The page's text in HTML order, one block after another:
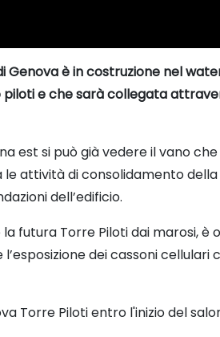
Genova è in costruzione nel
e che sarà collegata
est si può già vedere il vano
le attività di consolidamento
dell’edificio.
futura Torre Piloti dai marosi, è
dei cassoni cellulari
Torre Piloti entro l'inizio del